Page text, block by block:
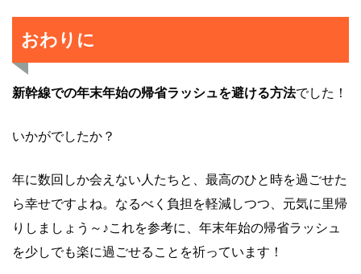
おわりに
新幹線での年末年始の帰省ラッシュを避ける方法でした！
いかがでしたか？
年に数回しか会えない人たちと、最高のひと時を過ごせた
ら幸せですよね。なるべく負担を軽減しつつ、元気に里帰
りしましょう～♪これを参考に、年末年始の帰省ラッシュ
を少しでも楽に過ごせることを祈っています！